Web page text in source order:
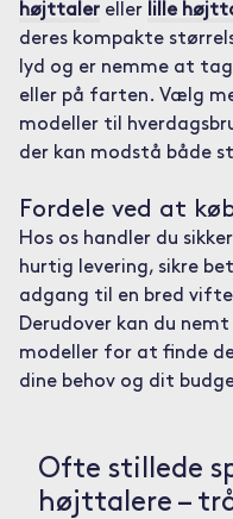
højttalereller lille
deres kompakte
lyd og er nemme at
eller på farten. Vælg
modeller til
der kan modstå både
Fordele ved at
Hos os handler du
hurtig levering, sikre
adgang til en bred
Derudover kan du
modeller for at finde
dine behov og dit
Ofte stillede
højttalere –